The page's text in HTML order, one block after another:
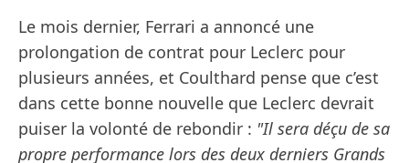
Le mois dernier, Ferrari a annoncé une
prolongation de contrat pour Leclerc pour
plusieurs années, et Coulthard pense que c’est
dans cette bonne nouvelle que Leclerc devrait
puiser la volonté de rebondir : "Il sera déçu de sa
propre performance lors des deux derniers Grands